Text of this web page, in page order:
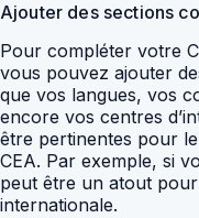
Ajouter des sections
Pour compléter votre
vous pouvez ajouter
que vos langues, vos
encore vos centres
être pertinentes pour
CEA. Par exemple, si
peut être un atout
internationale.